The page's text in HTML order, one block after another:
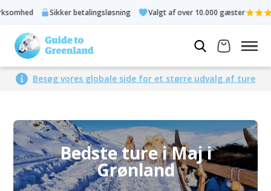
betalingsløsning Valgt af over 10.000 gæster Bedømt 4,3
Besøg vores globale side for et større udvalg af ture
Bedste ture i Maj i
Grønland